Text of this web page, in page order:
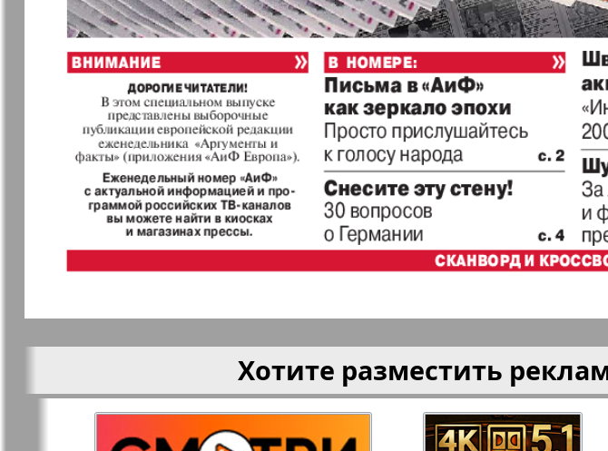
Закон и люди
Зарубежные
записки
Известия BW Изюм iDEAL
Кенгуру Клан КП в
Кругозор плюс! Kulinar
Мир отдыха и
МК Испания Мост-
Хотите разместить